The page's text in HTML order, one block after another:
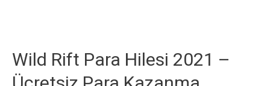
–
Wild Rift Para Hilesi 2021 –